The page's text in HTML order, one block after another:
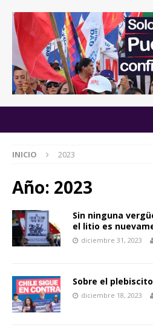
INICIO 2023
Año: 2023
Sin ninguna
el litio es
diciembre 31, 2023
Sobre el
diciembre 18, 2023